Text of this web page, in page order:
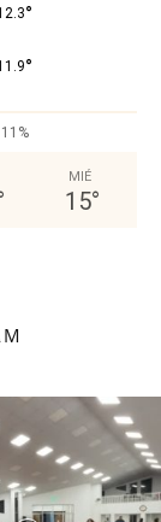
°
°
11%
MIÉ
15°